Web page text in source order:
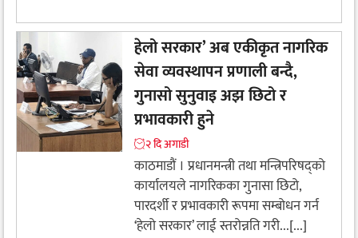
हेलो सरकार’ अब एकीकृत नागरिक
सेवा व्यवस्थापन प्रणाली बन्दै,
गुनासो सुनुवाइ अझ छिटो र
प्रभावकारी हुने
२ दि अगाडी
काठमाडौं । प्रधानमन्त्री तथा मन्त्रिपरिषद्को
कार्यालयले नागरिकका गुनासा छिटो,
पारदर्शी र प्रभावकारी रूपमा सम्बोधन गर्न
‘हेलो सरकार’ लाई स्तरोन्नति गरी...[...]